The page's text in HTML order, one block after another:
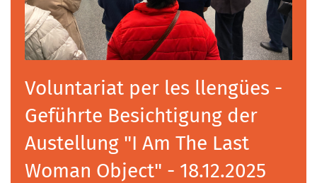
Voluntariat per les llengües -
Geführte Besichtigung der
Austellung "I Am The Last
Woman Object" - 18.12.2025